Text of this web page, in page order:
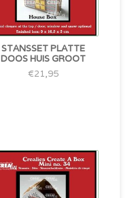
STANSSET PLATTE
DOOS HUIS GROOT
€21,95